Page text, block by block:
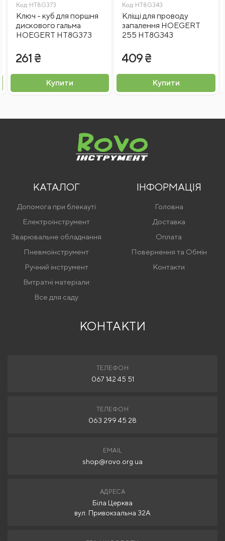
Введіть капчу
Я згоден на обробку персональних даних
Код: HT8G373
Ключ - куб для поршня
дискового гальма
HOEGERT HT8G373
261 ₴
Купити
Код: HT8G343
Кліщі для проводу
запалення HOEGERT
255 HT8G343
409 ₴
Купити
КАТАЛОГ
Допомога при блекауті
Електроінструмент
Зварювальне обладнання
Пневмоінструмент
Ручний інструмент
Витратні матеріали
Все для саду
ІНФОРМАЦІЯ
Головна
Доставка
Оплата
Повернення та Обмін
Контакти
КОНТАКТИ
ТЕЛЕФОН
067 142 45 51
ТЕЛЕФОН
063 299 45 28
EMAIL
shop@rovo.org.ua
АДРЕСА
Біла Церква
вул. Привокзальна 32А